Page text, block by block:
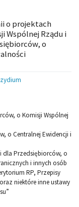
o projektach
Wspólnej Rządu i
o
o Komisji Wspólnej
o Centralnej Ewidencji i
dla Przedsiębiorców, o
i innych osób
RP, Przepisy
niektóre inne ustawy